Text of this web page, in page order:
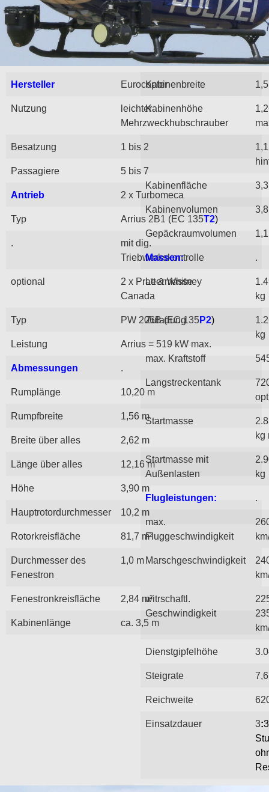
Hersteller Eurocopter
Nutzung
leichter
Mehrzweckhubschrauber
Besatzung 1 bis 2
Passagiere 5 bis 7
Antrieb 2 x Turbomeca
Typ Arrius 2B1 (EC 135T2)
.
mit dig.
Triebwerkskontrolle
optional
2 x Pratt & Whitney
Canada
Typ PW 206B (EC 135P2)
Leistung Arrius = 519 kW max.
Abmessungen .
Rumplänge 10,20 m
Rumpfbreite 1,56 m
Breite über alles 2,62 m
Länge über alles 12,16 m
Höhe 3,90 m
Hauptrotordurchmesser 10,2 m
Rotorkreisfläche 81,7 m²
Durchmesser des
Fenestron
1,0 m
Fenestronkreisfläche 2,84 m²
Kabinenlänge ca. 3,5 m
Kabinenbreite
Kabinenhöhe
.
Kabinenfläche
Kabinenvolumen
Gepäckraumvolumen
Massen: .
Leermasse
kg
Zuladung
kg
max. Kraftstoff
Langstreckentank
Startmasse
kg
Startmasse mit
Außenlasten
kg
Flugleistungen: .
max.
Fluggeschwindigkeit
Marschgeschwindigkeit
witrschaftl.
Geschwindigkeit
Dienstgipfelhöhe
Steigrate
Reichweite
Einsatzdauer 3: